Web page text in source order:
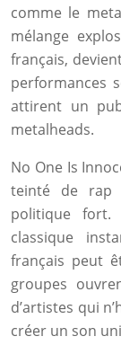
comme le
mélange
français,
performances
attirent un
metalheads.
No One Is
teinté de rap
politique
classique
français peut
groupes
d’artistes qui
créer un son